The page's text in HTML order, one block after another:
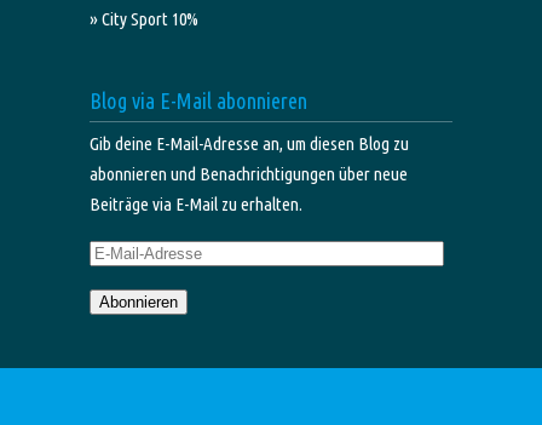
» City Sport 10%
Blog via E-Mail abonnieren
Gib deine E-Mail-Adresse an, um diesen Blog zu
abonnieren und Benachrichtigungen über neue
Beiträge via E-Mail zu erhalten.
E-
Adresse
Abonnieren